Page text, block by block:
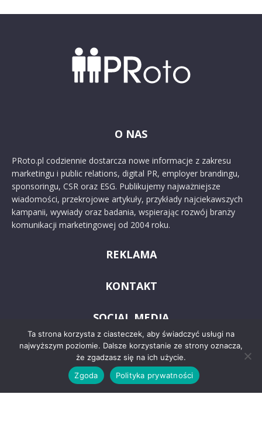
O NAS
PRoto.pl codziennie dostarcza nowe informacje z zakresu
marketingu i public relations, digital PR, employer brandingu,
sponsoringu, CSR oraz ESG. Publikujemy najważniejsze
wiadomości, przekrojowe artykuły, przykłady najciekawszych
kampanii, wywiady oraz badania, wspierając rozwój branży
komunikacji marketingowej od 2004 roku.
REKLAMA
KONTAKT
SOCIAL MEDIA
Ta strona korzysta z ciasteczek, aby świadczyć usługi na
najwyższym poziomie. Dalsze korzystanie ze strony oznacza,
że zgadzasz się na ich użycie.
Zgoda
Polityka prywatności